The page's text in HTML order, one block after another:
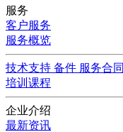
服务
客户服务
服务概览
技术支持 备件 服务合同
培训课程
企业介绍
最新资讯